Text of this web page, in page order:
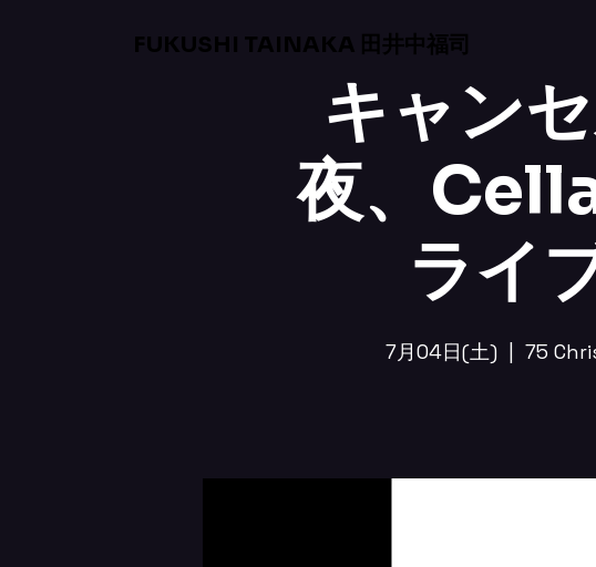
FUKUSHI TAINAKA 田井中福司
キャン
夜、
ライ
7月04日(土)
  |
75